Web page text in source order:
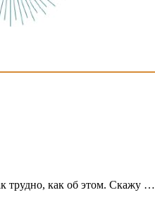
трудно, как об этом. Скажу …